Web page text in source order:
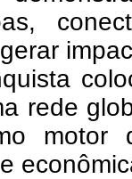
rede
motor